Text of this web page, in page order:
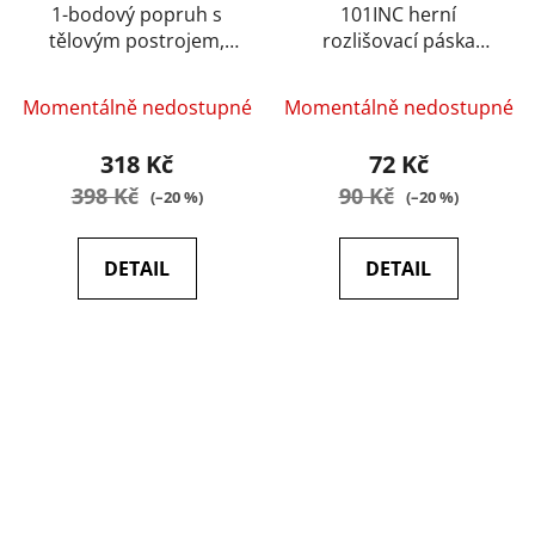
1-bodový popruh s
tělovým postrojem,
Momentálně nedostupné
318 Kč
398 Kč (–20 %)
DETAIL
101INC herní
rozlišovací páska
Momentálně nedostupné
72 Kč
90 Kč (–20 %)
DETAIL